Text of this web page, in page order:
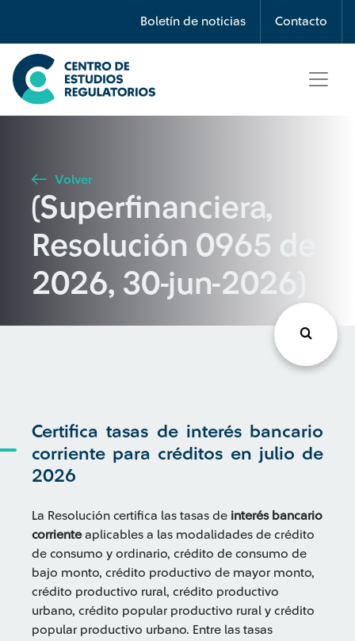
Boletín de noticias Contacto
Búsqueda
Seleccione país
Buscar
Volver
(Superfinanciera,
Resolución 0965 de
2026, 30-jun-2026)
Certifica tasas de interés bancario
corriente para créditos en julio de
2026
La Resolución certifica las tasas de interés bancario
corrienteaplicables a las modalidades de crédito
de consumo y ordinario, crédito de consumo de
bajo monto, crédito productivo de mayor monto,
crédito productivo rural, crédito productivo
urbano, crédito popular productivo rural y crédito
popular productivo urbano. Entre las tasas